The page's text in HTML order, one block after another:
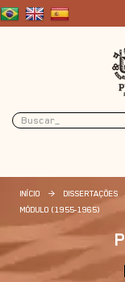
INÍCIO > DISSERTAÇÕES
MÓDULO (1955-1965)